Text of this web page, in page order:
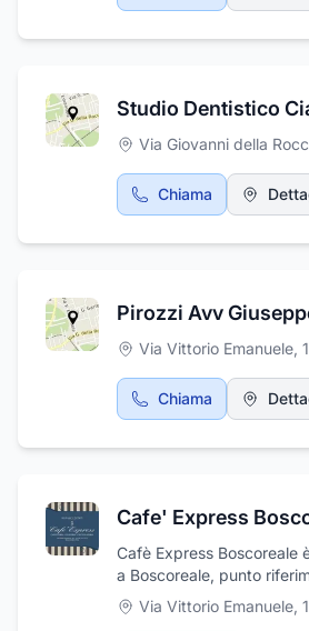
Via Giovanni della
Chiama
Pirozzi Avv
Via Vittorio Emanuele,
Chiama
Cafe' Express
Cafè Express Boscoreale
a Boscoreale, punto
ottime colazioni,
artigianali e sfiziosi
Via Vittorio Emanuele,